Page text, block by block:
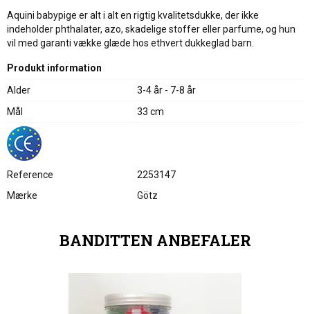
Aquini babypige er alt i alt en rigtig kvalitetsdukke, der ikke
indeholder phthalater, azo, skadelige stoffer eller parfume, og hun
vil med garanti vække glæde hos ethvert dukkeglad barn.
Produkt information
Alder
3-4 år - 7-8 år
Mål
33 cm
Reference
2253147
Mærke
Götz
BANDITTEN ANBEFALER